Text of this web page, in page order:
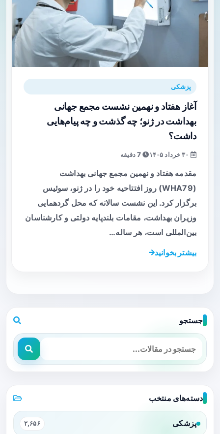
پزشکی
آغاز هفتاد و نهمین نشست مجمع جهانی
بهداشت در ژنو؛ چه گذشت و چه پیام‌هایی
داشت؟
7 دقیقه
مقدمه هفتاد و نهمین مجمع جهانی بهداشت
(WHA79) روز افتتاحیه خود را در ژنو، سوئیس
برگزار کرد. این نشست سالانه که محل گردهمایی
وزیران بهداشت، مقامات بلندپایه دولتی و کارشناسان
بین‌المللی است، هر ساله…
بیشتر بخوانید
جستجو
دسته‌های منتخب
پزشکی ۲,۶۵۶